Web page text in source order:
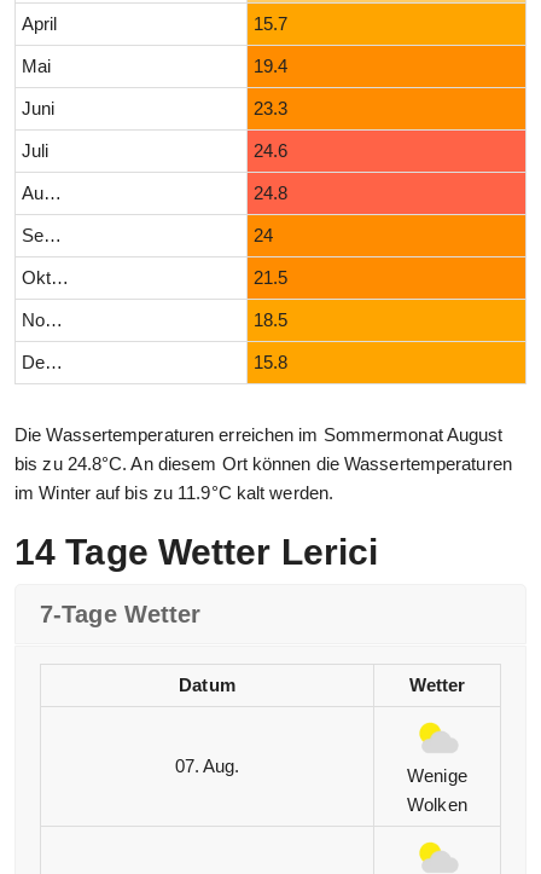
April 15.7
Mai 19.4
Juni 23.3
Juli 24.6
August 24.8
September 24
Oktober 21.5
November 18.5
Dezember 15.8
Die Wassertemperaturen erreichen im Sommermonat August
bis zu 24.8°C. An diesem Ort können die Wassertemperaturen
im Winter auf bis zu 11.9°C kalt werden.
14 Tage Wetter Lerici
7-Tage Wetter
Datum Wetter
07. Aug.
Wenige
Wolken